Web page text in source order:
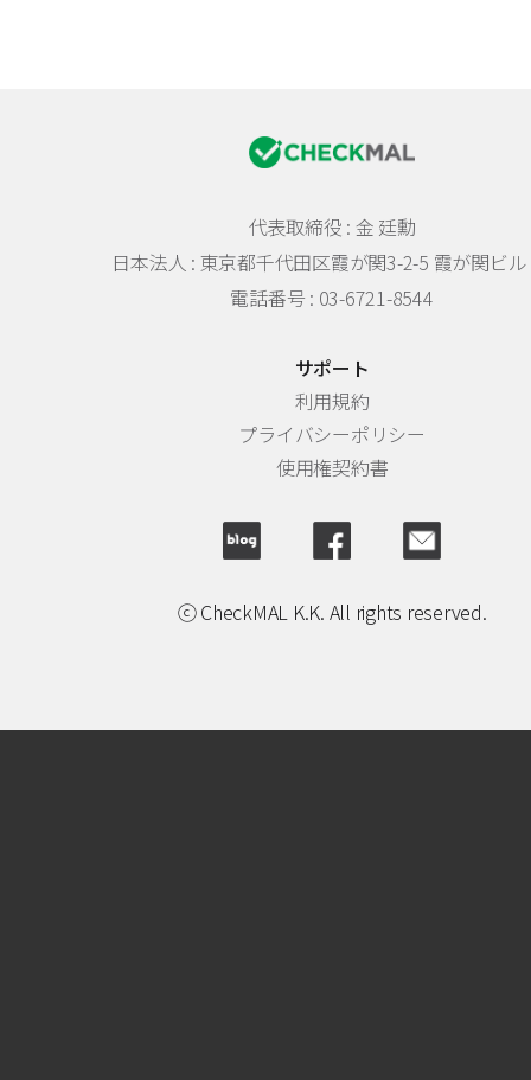
代表取締役 : 金 廷勳
日本法人 : 東京都千代田区霞が関3-2-5 霞が関ビル
電話番号 : 03-6721-8544
サポート
利用規約
プライバシーポリシー
使用権契約書
ⓒ CheckMAL K.K. All rights reserved.